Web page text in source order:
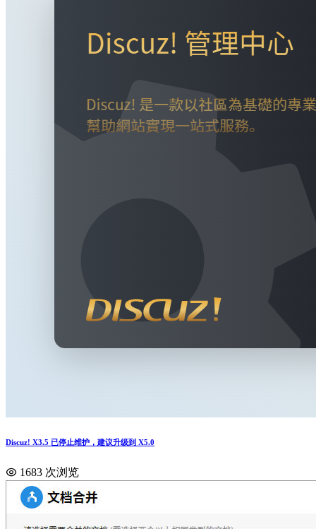
Discuz! X3.5 已停止维护，建议升级到 X5.0
1683 次浏览